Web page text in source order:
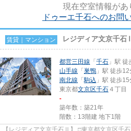
現在空室情報があ
ドゥーエ千石へのお問
賃貸｜マンション レジディア文京千石
都営三田線 「 千石 」駅 徒
山手線 「 巣鴨 」駅 徒歩12
南北線 「駒込 」駅 徒歩15
東京都文京区千石 ４丁目
-
築年数：築21年
階数：13階建 地下1階
【レジディア文京千石Ⅱ】 □東京都文京区千石四丁目2-16 □２００５年４月築 □